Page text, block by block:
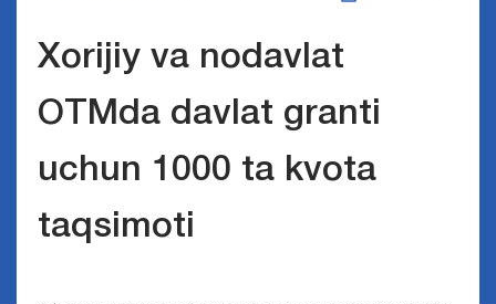
Xorijiy va nodavlat
OTMda davlat granti
uchun 1000 ta kvota
taqsimoti